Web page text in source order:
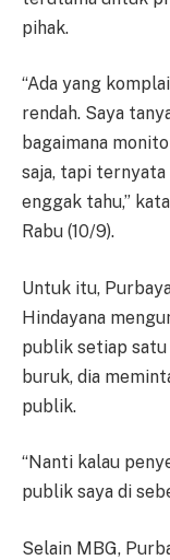
pihak.
“Ada yang
rendah. Saya
bagaimana
saja, tapi ternyata
enggak tahu,”
Rabu (10/9).
Untuk itu,
Hindayana
publik setiap satu
buruk, dia
publik.
“Nanti kalau
publik saya di
Selain MBG,